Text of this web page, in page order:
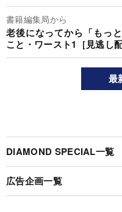
書籍編集局から
老後になってから「もっ
こと・ワースト1［見逃し
最
DIAMOND SPECIAL一覧
広告企画一覧